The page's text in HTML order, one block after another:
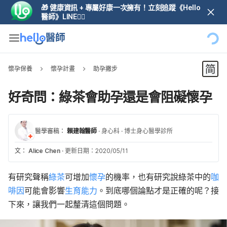
🎁 健康資訊 + 專屬好康一次擁有！立刻追蹤《Hello
醫師》LINE👆🏼
懷孕保養 懷孕計畫 助孕撇步
好奇問：綠茶會助孕還是會阻礙懷孕
醫學審稿： 賴建翰醫師 · 身心科 · 博士身心醫學診所
文： Alice Chen · 更新日期：2020/05/11
有研究聲稱綠茶可增加懷孕的機率，也有研究說綠茶中的咖
啡因可能會影響生育能力 。到底哪個論點才是正確的呢？接
下來，讓我們一起釐清這個問題。